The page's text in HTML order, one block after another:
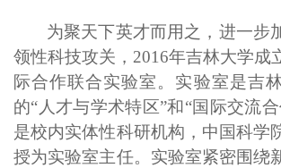
为聚天下英才而用之，进一步
领性科技攻关， 2016年吉林大学成
际合作联合实验室。实验室是吉
的“人才与学术特区”和“国际交流合
是校内实体性科研机构，中国科学
授为实验室主任。实验室紧密围绕